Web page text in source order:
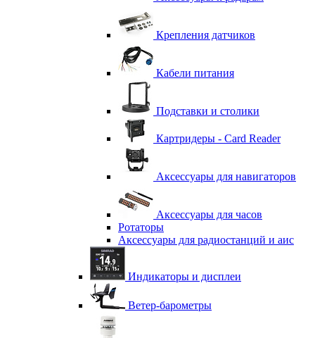
Крепления датчиков
Кабели питания
Подставки и столики
Картридеры - Card Reader
Аксессуары для навигаторов
Аксессуары для часов
Ротаторы
Аксессуары для радиостанций и аис
Индикаторы и дисплеи
Ветер-барометры